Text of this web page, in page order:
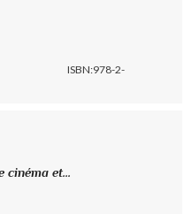
ISBN:978-2-
cinéma et...